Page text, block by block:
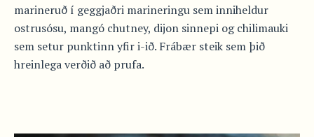
marineruð í geggjaðri marineringu sem inniheldur
ostrusósu, mangó chutney, dijon sinnepi og chilimauki
sem setur punktinn yfir i-ið. Frábær steik sem þið
hreinlega verðið að prufa.